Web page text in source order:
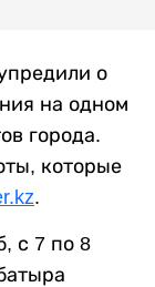
о
на одном
города.
которые
.
с 7 по 8